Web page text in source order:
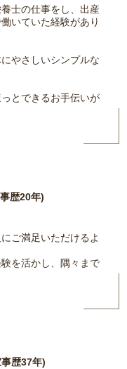
士の仕事をし、出産
いていた経験があり
やさしいシンプルな
とできるお手伝いが
歴20年)
ご満足いただけるよ
を活かし、隅々まで
歴37年)